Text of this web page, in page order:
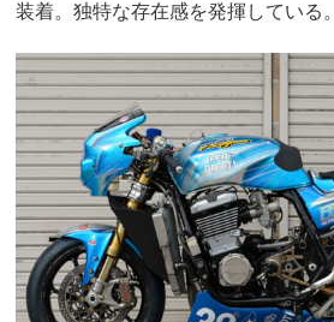
装着。独特な存在感を発揮している。